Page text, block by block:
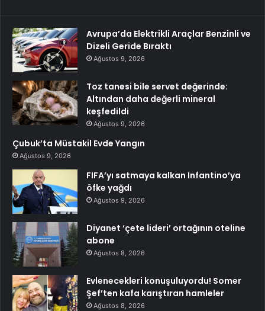
Avrupa’da Elektrikli Araçlar Benzinli ve
Dizeli Geride Bıraktı
Ağustos 9, 2026
Toz tanesi bile servet değerinde:
Altından daha değerli mineral
keşfedildi
Ağustos 9, 2026
Çubuk’ta Müstakil Evde Yangın
Ağustos 9, 2026
FIFA’yı satmaya kalkan Infantino’ya
öfke yağdı
Ağustos 9, 2026
Diyanet ‘çete lideri’ ortağının oteline
abone
Ağustos 8, 2026
Evlenecekleri konuşuluyordu! Somer
Şef’ten kafa karıştıran hamleler
Ağustos 8, 2026